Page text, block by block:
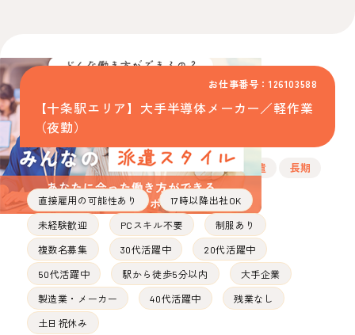
お仕事番号：126103588
【十条駅エリア】大手半導体メーカー／軽作業
（夜勤）
派遣 長期
直接雇用の可能性あり 17時以降出社OK
未経験歓迎 PCスキル不要 制服あり
複数名募集 30代活躍中 20代活躍中
50代活躍中 駅から徒歩5分以内 大手企業
製造業・メーカー 40代活躍中 残業なし
土日祝休み